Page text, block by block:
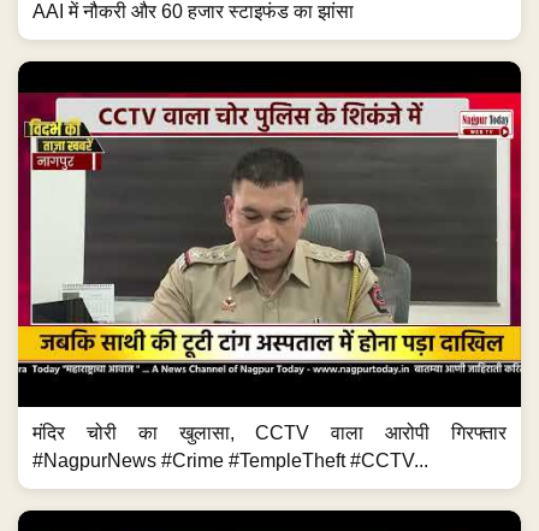
AAI में नौकरी और 60 हजार स्टाइफंड का झांसा
मंदिर चोरी का खुलासा, CCTV वाला आरोपी गिरफ्तार
#NagpurNews #Crime #TempleTheft #CCTV...